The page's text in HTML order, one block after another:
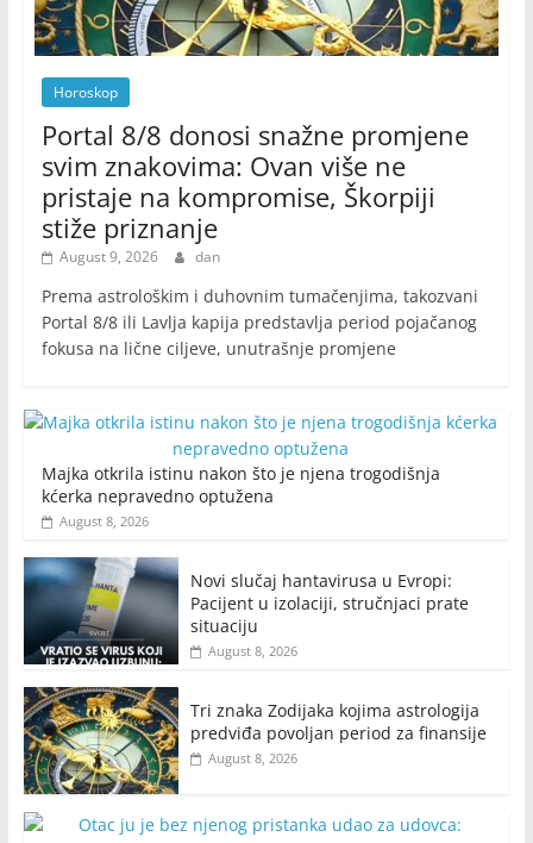
Horoskop
Portal 8/8 donosi snažne promjene
svim znakovima: Ovan više ne
pristaje na kompromise, Škorpiji
stiže priznanje
August 9, 2026 dan
Prema astrološkim i duhovnim tumačenjima, takozvani
Portal 8/8 ili Lavlja kapija predstavlja period pojačanog
fokusa na lične ciljeve, unutrašnje promjene
Majka otkrila istinu nakon što je njena trogodišnja
kćerka nepravedno optužena
August 8, 2026
Novi slučaj hantavirusa u Evropi:
Pacijent u izolaciji, stručnjaci prate
situaciju
August 8, 2026
Tri znaka Zodijaka kojima astrologija
predviđa povoljan period za finansije
August 8, 2026